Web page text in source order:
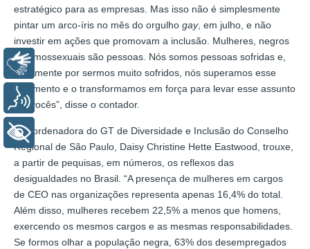
estratégico para as empresas. Mas isso não é simplesmente
pintar um arco-íris no mês do orgulho gay, em julho, e não
investir em ações que promovam a inclusão. Mulheres, negros
e homossexuais são pessoas. Nós somos pessoas sofridas e,
justamente por sermos muito sofridos, nós superamos esse
sofrimento e o transformamos em força para levar esse assunto
até vocês”, disse o contador.
A coordenadora do GT de Diversidade e Inclusão do Conselho
Regional de São Paulo, Daisy Christine Hette Eastwood, trouxe,
a partir de pequisas, em números, os reflexos das
desigualdades no Brasil. “A presença de mulheres em cargos
de CEO nas organizações representa apenas 16,4% do total.
Além disso, mulheres recebem 22,5% a menos que homens,
exercendo os mesmos cargos e as mesmas responsabilidades.
Se formos olhar a população negra, 63% dos desempregados
Libras
+ Acessibilidade